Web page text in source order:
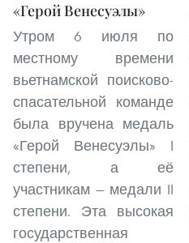
«Герой Венесуэлы»
Утром 6 июля по
местному времени
вьетнамской поисково-
спасательной команде
была вручена медаль
«Герой Венесуэлы» I
степени, а её
участникам — медали II
степени. Эта высокая
государственная